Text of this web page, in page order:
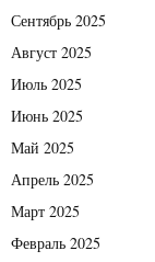
Сентябрь 2025
Август 2025
Июль 2025
Июнь 2025
Май 2025
Апрель 2025
Март 2025
Февраль 2025